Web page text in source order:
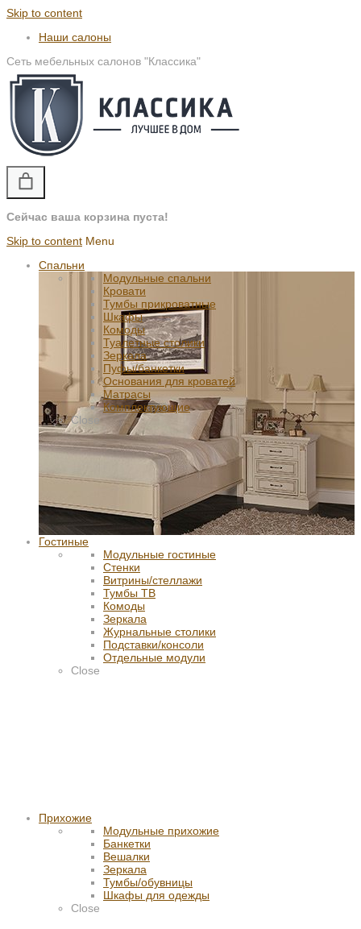
Skip to content
Наши салоны
Сеть мебельных салонов "Классика"
Сейчас ваша корзина пуста!
Skip to content Menu
Спальни
Модульные спальни
Кровати
Тумбы прикроватные
Шкафы
Комоды
Туалетные столики
Зеркала
Пуфы/банкетки
Основания для кроватей
Матрасы
Комплектующие
Close
Гостиные
Модульные гостиные
Стенки
Витрины/стеллажи
Тумбы ТВ
Комоды
Зеркала
Журнальные столики
Подставки/консоли
Отдельные модули
Close
Прихожие
Модульные прихожие
Банкетки
Вешалки
Зеркала
Тумбы/обувницы
Шкафы для одежды
Close